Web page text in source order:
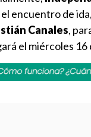
encuentro de
Canales,
el miércoles 16